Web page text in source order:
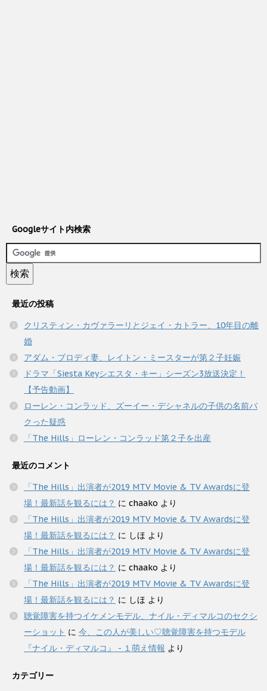
Googleサイト内検索
最近の投稿
クリスティン・カヴァラーリとジェイ・カトラー、10年目の離
婚
アダム・ブロディ妻、レイトン・ミースターが第２子妊娠
ドラマ「Siesta Keyシエスタ・キー」シーズン3放送決定！
【予告動画】
ローレン・コンラッド、ズーイー・デシャネルの子供の名前パ
クった疑惑
「The Hills」ローレン・コンラッド第２子を出産
最近のコメント
「The Hills」出演者が2019 MTV Movie & TV Awardsに登
場！最新話を観るには？ に chaako より
「The Hills」出演者が2019 MTV Movie & TV Awardsに登
場！最新話を観るには？ に しほ より
「The Hills」出演者が2019 MTV Movie & TV Awardsに登
場！最新話を観るには？ に chaako より
「The Hills」出演者が2019 MTV Movie & TV Awardsに登
場！最新話を観るには？ に しほ より
聴覚障害を持つイケメンモデル、ナイル・ディマルコのセクシ
ーショット に 今、この人が美しい♡聴覚障害を持つモデル
『ナイル・ディマルコ』 - １萌え情報 より
カテゴリー